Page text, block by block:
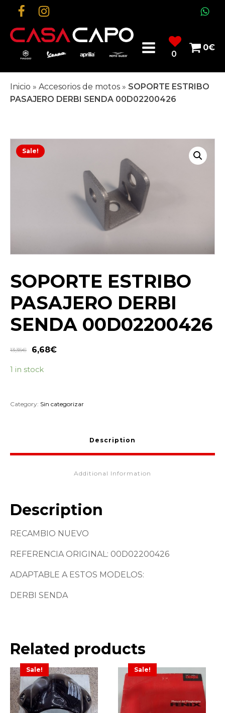
0
0€
Inicio » Accesorios de motos » SOPORTE ESTRIBO
PASAJERO DERBI SENDA 00D02200426
Sale!
SOPORTE ESTRIBO
PASAJERO DERBI
SENDA 00D02200426
13,35€ 6,68€
1 in stock
Category: Sin categorizar
Description
Additional Information
Description
RECAMBIO NUEVO
REFERENCIA ORIGINAL: 00D02200426
ADAPTABLE A ESTOS MODELOS:
DERBI SENDA
Related products
Sale! Sale!